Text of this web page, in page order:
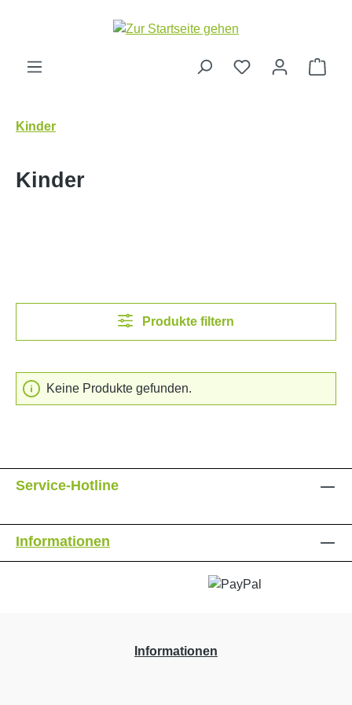
Zum Hauptinhalt springen
Kinder
Kinder
Produkte filtern
Keine Produkte gefunden.
Service-Hotline
Informationen
Informationen